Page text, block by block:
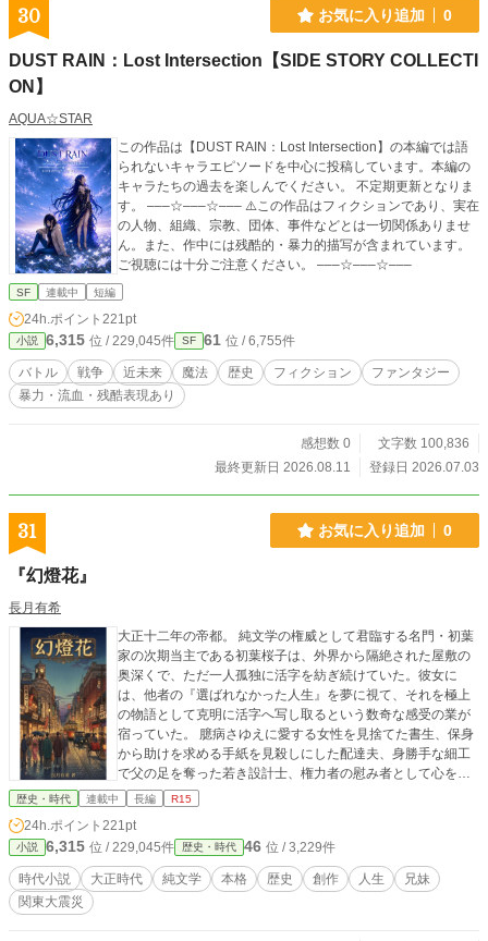
30 お気に入り追加 0
DUST RAIN：Lost Intersection【SIDE STORY COLLECTI
ON】
AQUA☆STAR
この作品は【DUST RAIN：Lost Intersection】の本編では語
られないキャラエピソードを中心に投稿しています。本編の
キャラたちの過去を楽しんでください。 不定期更新となりま
す。 –––☆–––☆––– ⚠️この作品はフィクションであり、実在
の人物、組織、宗教、団体、事件などとは一切関係ありませ
ん。また、作中には残酷的・暴力的描写が含まれています。
ご視聴には十分ご注意ください。 –––☆–––☆–––
SF 連載中 短編
24h.ポイント 221pt
小説 6,315 位 / 229,045件 SF 61 位 / 6,755件
バトル 戦争 近未来 魔法 歴史 フィクション
ファンタジー
暴力・流血・残酷表現あり
感想数 0
文字数 100,836
最終更新日 2026.08.11
登録日 2026.07.03
31 お気に入り追加 0
『幻燈花』
長月有希
大正十二年の帝都。 純文学の権威として君臨する名門・初葉
家の次期当主である初葉桜子は、外界から隔絶された屋敷の
奥深くで、ただ一人孤独に活字を紡ぎ続けていた。彼女に
は、他者の『選ばれなかった人生』を夢に視て、それを極上
の物語として克明に活字へ写し取るという数奇な感受の業が
宿っていた。 臆病さゆえに愛する女性を見捨てた書生、保身
から助けを求める手紙を見殺しにした配達夫、身勝手な細工
で父の足を奪った若き設計士、権力者の慰み者として心を殺
された女中。桜子が夢に視て執筆した純文学『幻燈花』に描
尊厳を持って困難に立ち向かった『もう一つの美しい人生』
であった。 己の紡ぐ物語が、現実で惨めに生きる見知らぬ誰
かの『選べなかった光』であることを知った桜子。彼女は、
虚構の物語を現実の弱者たちの魂を蘇生させるための『希
歴史・時代 連載中 長編 R15
24h.ポイント 221pt
小説 6,315 位 / 229,045件 歴史・時代 46 位 / 3,229件
時代小説 大正時代 純文学 本格 歴史 創作 人生
兄妹
関東大震災